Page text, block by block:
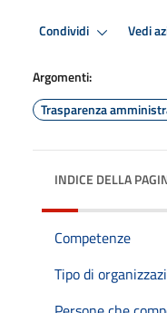
Condividi Vedi
Argomenti:
Trasparenza
INDICE DELLA
Competenze
Tipo di